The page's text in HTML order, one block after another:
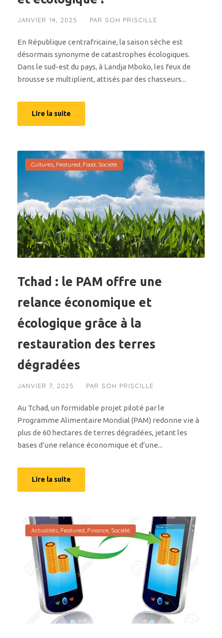
JANVIER 14, 2025 PAR SOH PRISCILLE
En République centrafricaine, la saison sèche est
désormais synonyme de catastrophes écologiques.
Dans le sud-est du pays, à Landja Mboko, les feux de
brousse se multiplient, attisés par des chasseurs...
Lire la suite
Cultures, Featured, Food, Société
Tchad : le PAM offre une
relance économique et
écologique grâce à la
restauration des terres
dégradées
JANVIER 7, 2025 PAR SOH PRISCILLE
Au Tchad, un formidable projet piloté par le
Programme Alimentaire Mondial (PAM) redonne vie à
plus de 60 hectares de terres dégradées, jetant les
bases d’une relance économique et d’une...
Lire la suite
Actualités, Featured, Finance, Société